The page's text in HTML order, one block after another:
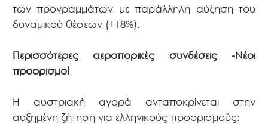
των προγραμμάτων με παράλληλη αύξηση του
δυναμικού θέσεων (+18%).
Περισσότερες αεροπορικές συνδέσεις -Νέοι
προορισμοί
Η αυστριακή αγορά ανταποκρίνεται στην
αυξημένη ζήτηση για ελληνικούς προορισμούς: